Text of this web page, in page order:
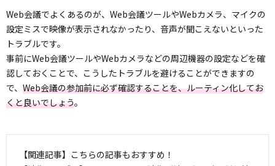
Web会議でよくあるのが、Web会議ツールやWebカメラ、マイクの
設定ミスで映像が表示されなかったり、音声が聞こえないといった
トラブルです。
事前にWeb会議ツールやWebカメラなどの周辺機器の設定などを確
認しておくことで、こうしたトラブルを避けることができますの
で、 Web会議の参加前に必ず確認することを、ルーティン化してお
くと良いでしょう。
【関連記事】こちらの記事もおすすめ！